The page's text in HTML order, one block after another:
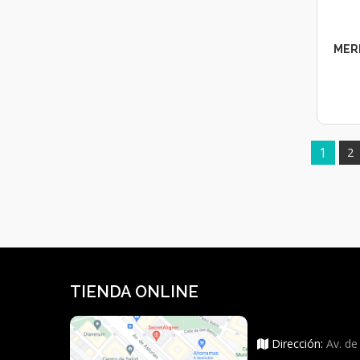
1 2
TIENDA ONLINE
Dirección: Av.